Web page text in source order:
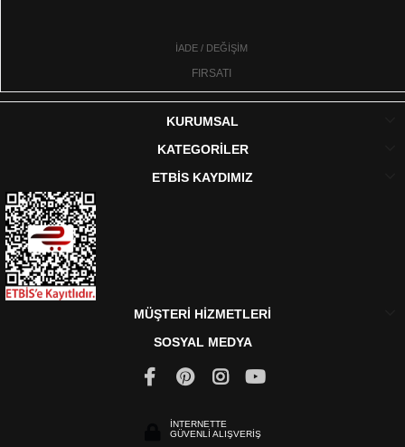
İADE / DEĞİŞİM
FIRSATI
KURUMSAL
KATEGORİLER
ETBİS KAYDIMIZ
MÜŞTERİ HİZMETLERİ
SOSYAL MEDYA
İNTERNETTE
GÜVENLİ ALIŞVERİŞ